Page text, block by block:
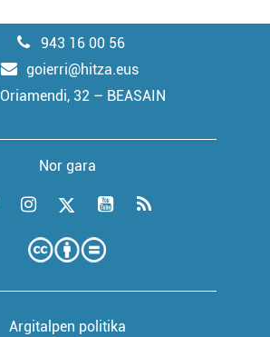
943 16 00 56
goierri@hitza.eus
Oriamendi, 32 – BEASAIN
Nor gara
Argitalpen politika